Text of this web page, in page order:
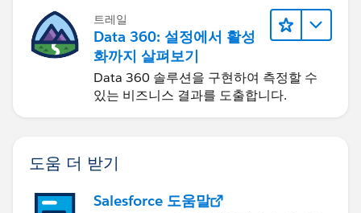
트레일
Data 360: 설정에서 활성
화까지 살펴보기
Data 360 솔루션을 구현하여 측정할 수
있는 비즈니스 결과를 도출합니다.
도움 더 받기
Salesforce 도움말